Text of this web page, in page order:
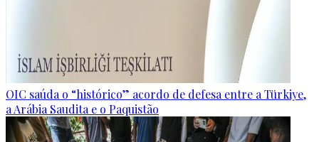
OIC saúda o “histórico” acordo de defesa entre a Türkiye,
a Arábia Saudita e o Paquistão